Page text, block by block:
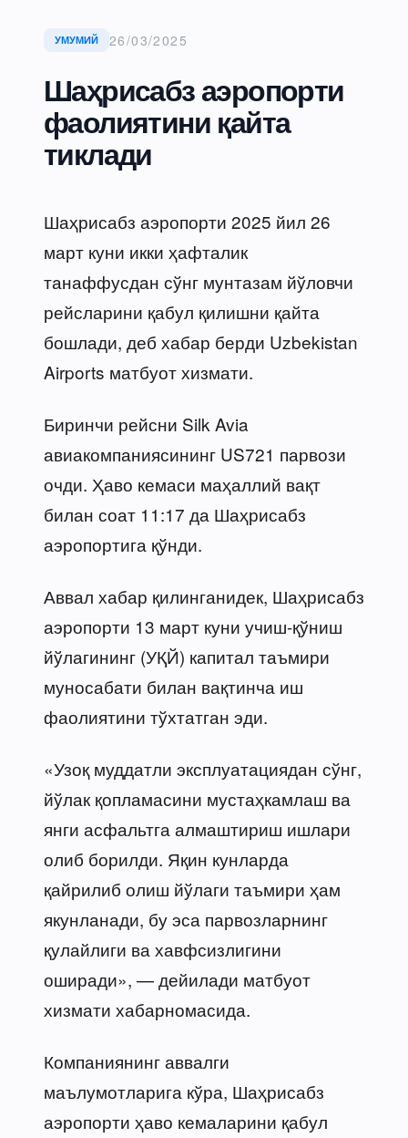
УМУМИЙ 26/03/2025
Шаҳрисабз аэропорти
фаолиятини қайта
тиклади
Шаҳрисабз аэропорти 2025 йил 26
март куни икки ҳафталик
танаффусдан сўнг мунтазам йўловчи
рейсларини қабул қилишни қайта
бошлади, деб хабар берди Uzbekistan
Airports матбуот хизмати.
Биринчи рейсни Silk Avia
авиакомпаниясининг US721 парвози
очди. Ҳаво кемаси маҳаллий вақт
билан соат 11:17 да Шаҳрисабз
аэропортига қўнди.
Аввал хабар қилинганидек, Шаҳрисабз
аэропорти 13 март куни учиш-қўниш
йўлагининг (УҚЙ) капитал таъмири
муносабати билан вақтинча иш
фаолиятини тўхтатган эди.
«Узоқ муддатли эксплуатациядан сўнг,
йўлак қопламасини мустаҳкамлаш ва
янги асфальтга алмаштириш ишлари
олиб борилди. Яқин кунларда
қайрилиб олиш йўлаги таъмири ҳам
якунланади, бу эса парвозларнинг
қулайлиги ва хавфсизлигини
оширади», — дейилади матбуот
хизмати хабарномасида.
Компаниянинг аввалги
маълумотларига кўра, Шаҳрисабз
аэропорти ҳаво кемаларини қабул